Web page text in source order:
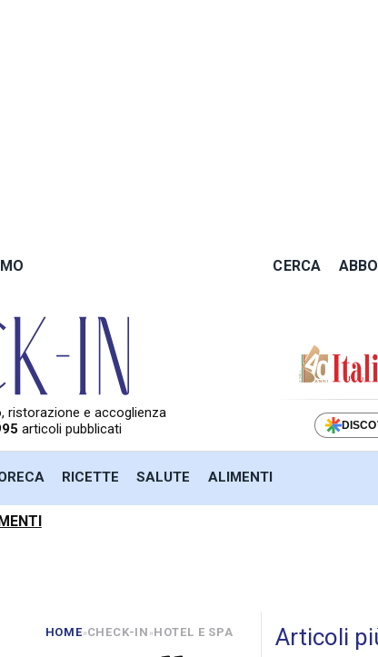
CERCA
ristorazione e accoglienza
articoli pubblicati
RICETTE SALUTE ALIMENTI
HOME»CHECK-IN »HOTEL E SPA Articoli